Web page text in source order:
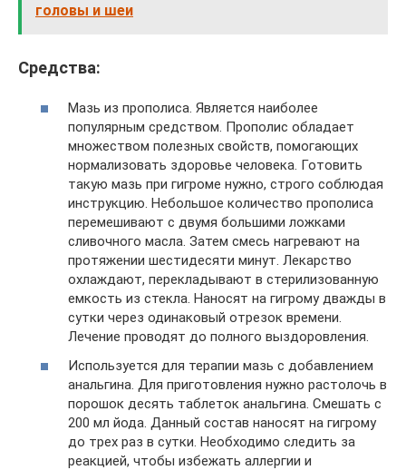
головы и шеи
Средства:
Мазь из прополиса. Является наиболее
популярным средством. Прополис обладает
множеством полезных свойств, помогающих
нормализовать здоровье человека. Готовить
такую мазь при гигроме нужно, строго соблюдая
инструкцию. Небольшое количество прополиса
перемешивают с двумя большими ложками
сливочного масла. Затем смесь нагревают на
протяжении шестидесяти минут. Лекарство
охлаждают, перекладывают в стерилизованную
емкость из стекла. Наносят на гигрому дважды в
сутки через одинаковый отрезок времени.
Лечение проводят до полного выздоровления.
Используется для терапии мазь с добавлением
анальгина. Для приготовления нужно растолочь в
порошок десять таблеток анальгина. Смешать с
200 мл йода. Данный состав наносят на гигрому
до трех раз в сутки. Необходимо следить за
реакцией, чтобы избежать аллергии и